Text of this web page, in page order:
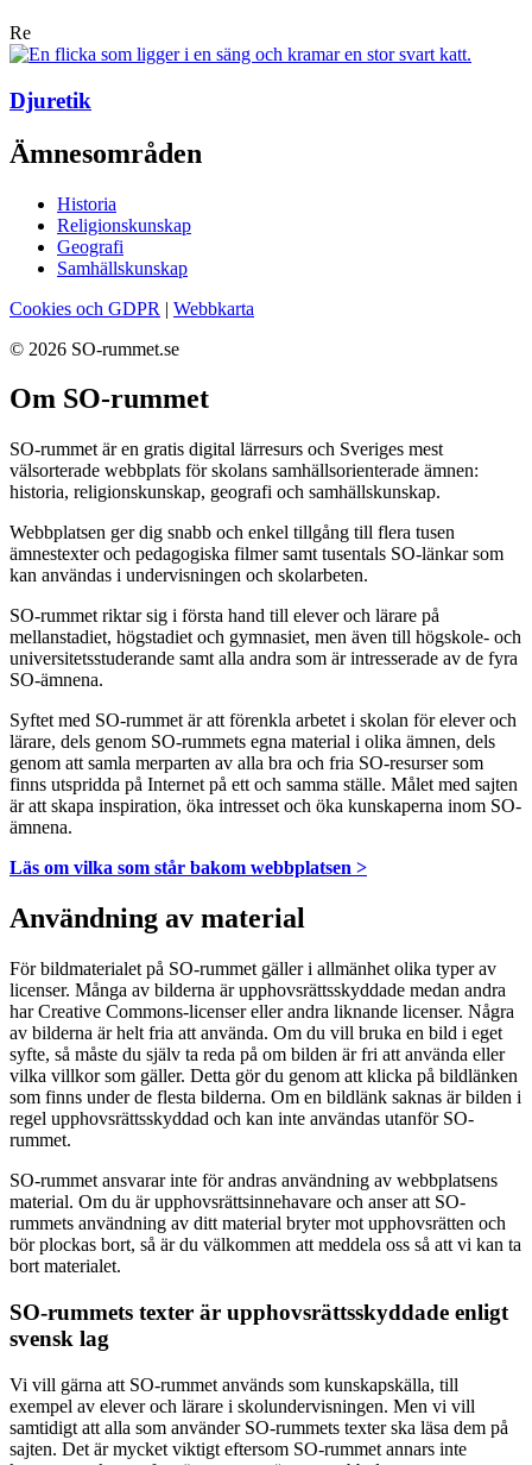
Re
Djuretik
Ämnesområden
Historia
Religionskunskap
Geografi
Samhällskunskap
Cookies och GDPR | Webbkarta
© 2026 SO-rummet.se
Om SO-rummet
SO-rummet är en gratis digital lärresurs och Sveriges mest
välsorterade webbplats för skolans samhällsorienterade ämnen:
historia, religionskunskap, geografi och samhällskunskap.
Webbplatsen ger dig snabb och enkel tillgång till flera tusen
ämnestexter och pedagogiska filmer samt tusentals SO-länkar som
kan användas i undervisningen och skolarbeten.
SO-rummet riktar sig i första hand till elever och lärare på
mellanstadiet, högstadiet och gymnasiet, men även till högskole- och
universitetsstuderande samt alla andra som är intresserade av de fyra
SO-ämnena.
Syftet med SO-rummet är att förenkla arbetet i skolan för elever och
lärare, dels genom SO-rummets egna material i olika ämnen, dels
genom att samla merparten av alla bra och fria SO-resurser som
finns utspridda på Internet på ett och samma ställe. Målet med sajten
är att skapa inspiration, öka intresset och öka kunskaperna inom SO-
ämnena.
Läs om vilka som står bakom webbplatsen >
Användning av material
För bildmaterialet på SO-rummet gäller i allmänhet olika typer av
licenser. Många av bilderna är upphovsrättsskyddade medan andra
har Creative Commons-licenser eller andra liknande licenser. Några
av bilderna är helt fria att använda. Om du vill bruka en bild i eget
syfte, så måste du själv ta reda på om bilden är fri att använda eller
vilka villkor som gäller. Detta gör du genom att klicka på bildlänken
som finns under de flesta bilderna. Om en bildlänk saknas är bilden i
regel upphovsrättsskyddad och kan inte användas utanför SO-
rummet.
SO-rummet ansvarar inte för andras användning av webbplatsens
material. Om du är upphovsrättsinnehavare och anser att SO-
rummets användning av ditt material bryter mot upphovsrätten och
bör plockas bort, så är du välkommen att meddela oss så att vi kan ta
bort materialet.
SO-rummets texter är upphovsrättsskyddade enligt
svensk lag
Vi vill gärna att SO-rummet används som kunskapskälla, till
exempel av elever och lärare i skolundervisningen. Men vi vill
samtidigt att alla som använder SO-rummets texter ska läsa dem på
sajten. Det är mycket viktigt eftersom SO-rummet annars inte